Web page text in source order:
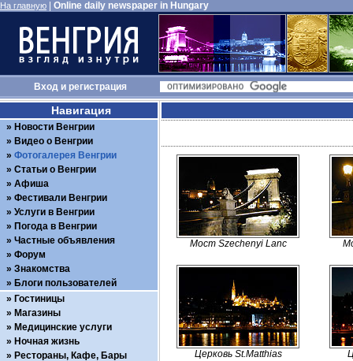
На главную Online daily newspaper in Hungary
Входи регистрация
Мост Szechenyi Lanc
Церковь St.Matthias
Навигация
Новости Венгрии
Видео о Венгрии
Фотогалерея Венгрии
Статьи о Венгрии
Афиша
Фестивали Венгрии
Услуги в Венгрии
Погода в Венгрии
Частные объявления
Форум
Знакомства
Блоги пользователей
Гостиницы
Магазины
Медицинские услуги
Ночная жизнь
Рестораны, Кафе, Бары